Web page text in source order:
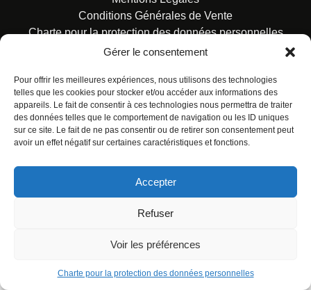
Gérer le consentement
Pour offrir les meilleures expériences, nous utilisons des technologies
telles que les cookies pour stocker et/ou accéder aux informations des
appareils. Le fait de consentir à ces technologies nous permettra de traiter
des données telles que le comportement de navigation ou les ID uniques
sur ce site. Le fait de ne pas consentir ou de retirer son consentement peut
avoir un effet négatif sur certaines caractéristiques et fonctions.
Accepter
Refuser
Voir les préférences
Charte pour la protection des données personnelles
Conditions Générales de Vente
Charte pour la protection des données personnelles
© ALL RIGHTS RESERVED. URBAN COMICS POUR LES
ÉDITIONS FRANÇAISES.